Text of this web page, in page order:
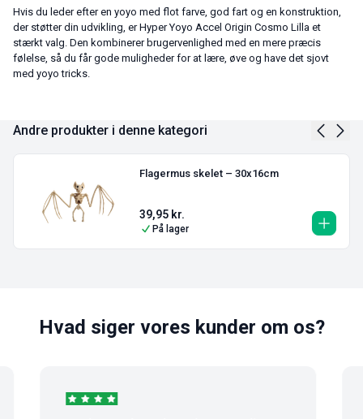
Hvis du leder efter en yoyo med flot farve, god fart og en konstruktion,
der støtter din udvikling, er Hyper Yoyo Accel Origin Cosmo Lilla et
stærkt valg. Den kombinerer brugervenlighed med en mere præcis
følelse, så du får gode muligheder for at lære, øve og have det sjovt
med yoyo tricks.
Andre produkter i denne kategori
Flagermus skelet – 30x16cm
39,95 kr.
På lager
Hvad siger vores kunder om os?